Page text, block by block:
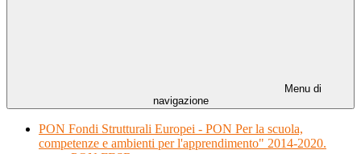
Menu di
navigazione
PON Fondi Strutturali Europei - PON Per la scuola,
competenze e ambienti per l'apprendimento" 2014-2020.